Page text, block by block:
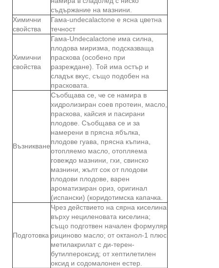
съдържание на мазнини.
Химични
свойства
Гама-undecalactone е ясна цветна
течност
Химични
свойства
Гама-Undecalactone има силна,
плодова миризма, подсказваща
праскова (особено при
разреждане). Той има остър и
сладък вкус, също подобен на
прасковата.
Възникване
Съобщава се, че се намира в
хидролизиран соев протеин, масло,
праскова, кайсия и пасирани
плодове. Съобщава се и за
намерени в прясна ябълка,
плодове гуава, прясна къпина,
отопляемо масло, отопляема
говеждо мазнини, гхи, свинско
мазнини, жълт сок от плодови
плодови плодове, варен
ароматизиран ориз, оригинал
(испански) (коридотимска капачка.
Подготовка
Чрез действието на сярна киселина
върху нециленовата киселина;
също подготвен начален формуляр
рициново масло; от октанол-1 плюс
метилакрилат с ди-терен-
бутилпероксид; от хептилетилен
оксид и содомалонен естер.